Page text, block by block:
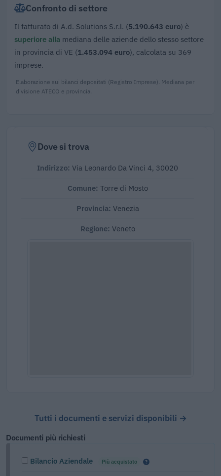
Confronto di settore
Il fatturato di A.d. Solutions S.r.l. (5.190.643 euro) è
superiore alla mediana delle aziende dello stesso settore
in provincia di VE (1.453.094 euro), calcolata su 369
imprese.
Elaborazione sui bilanci depositati (Registro Imprese). Mediana per
divisione ATECO e provincia.
Dove si trova
Indirizzo: Via Leonardo Da Vinci 4, 30020
Comune: Torre di Mosto
Provincia: Venezia
Regione: Veneto
Tutti i documenti e servizi disponibili →
Documenti più richiesti
Bilancio Aziendale Più acquistato